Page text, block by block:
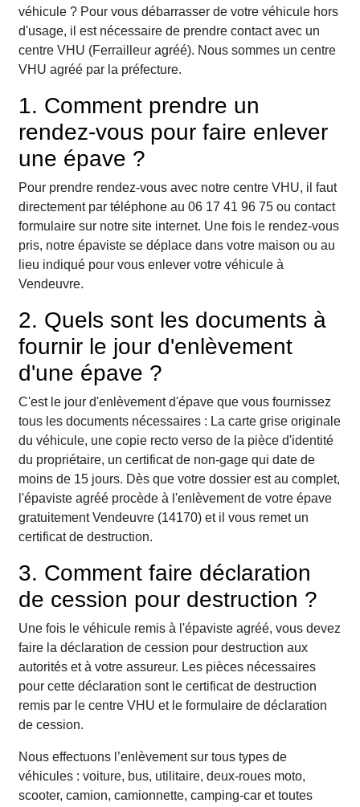
véhicule ? Pour vous débarrasser de votre véhicule hors
d'usage, il est nécessaire de prendre contact avec un
centre VHU (Ferrailleur agréé). Nous sommes un centre
VHU agréé par la préfecture.
1. Comment prendre un
rendez-vous pour faire enlever
une épave ?
Pour prendre rendez-vous avec notre centre VHU, il faut
directement par téléphone au 06 17 41 96 75 ou contact
formulaire sur notre site internet. Une fois le rendez-vous
pris, notre épaviste se déplace dans votre maison ou au
lieu indiqué pour vous enlever votre véhicule à
Vendeuvre.
2. Quels sont les documents à
fournir le jour d'enlèvement
d'une épave ?
C'est le jour d'enlèvement d'épave que vous fournissez
tous les documents nécessaires : La carte grise originale
du véhicule, une copie recto verso de la pièce d'identité
du propriétaire, un certificat de non-gage qui date de
moins de 15 jours. Dès que votre dossier est au complet,
l'épaviste agréé procède à l'enlèvement de votre épave
gratuitement Vendeuvre (14170) et il vous remet un
certificat de destruction.
3. Comment faire déclaration
de cession pour destruction ?
Une fois le véhicule remis à l'épaviste agréé, vous devez
faire la déclaration de cession pour destruction aux
autorités et à votre assureur. Les pièces nécessaires
pour cette déclaration sont le certificat de destruction
remis par le centre VHU et le formulaire de déclaration
de cession.
Nous effectuons l’enlèvement sur tous types de
véhicules : voiture, bus, utilitaire, deux-roues moto,
scooter, camion, camionnette, camping-car et toutes